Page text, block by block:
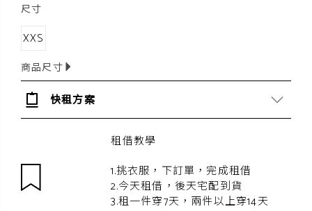
尺寸
XXS
商品尺寸
快租方案
租借教學
1.挑衣服，下訂單，完成租借
2.今天租借，後天宅配到貨
3.租一件穿7天，兩件以上穿14天